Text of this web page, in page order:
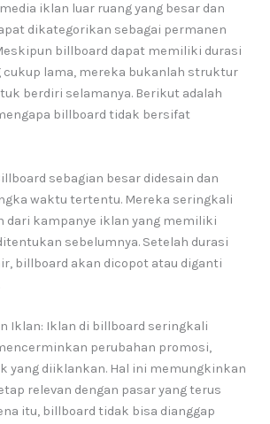
iklan luar ruang yang besar dan
dikategorikan sebagai permanen
billboard dapat memiliki durasi
cukup lama, mereka bukanlah struktur
berdiri selamanya. Berikut adalah
billboard tidak bersifat
sebagian besar didesain dan
waktu tertentu. Mereka seringkali
dari kampanye iklan yang memiliki
sebelumnya. Setelah durasi
billboard akan dicopot atau diganti
Iklan: Iklan di billboard seringkali
perubahan promosi,
yang diiklankan. Hal ini memungkinkan
relevan dengan pasar yang terus
itu, billboard tidak bisa dianggap